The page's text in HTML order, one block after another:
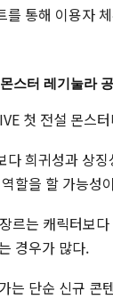
를 통해 이용자
스터 레기눌라
첫 전설 몬스
다 희귀성과 상
할을 할 가능성
르는 캐릭터보
경우가 많다.
는 단순 신규 콘